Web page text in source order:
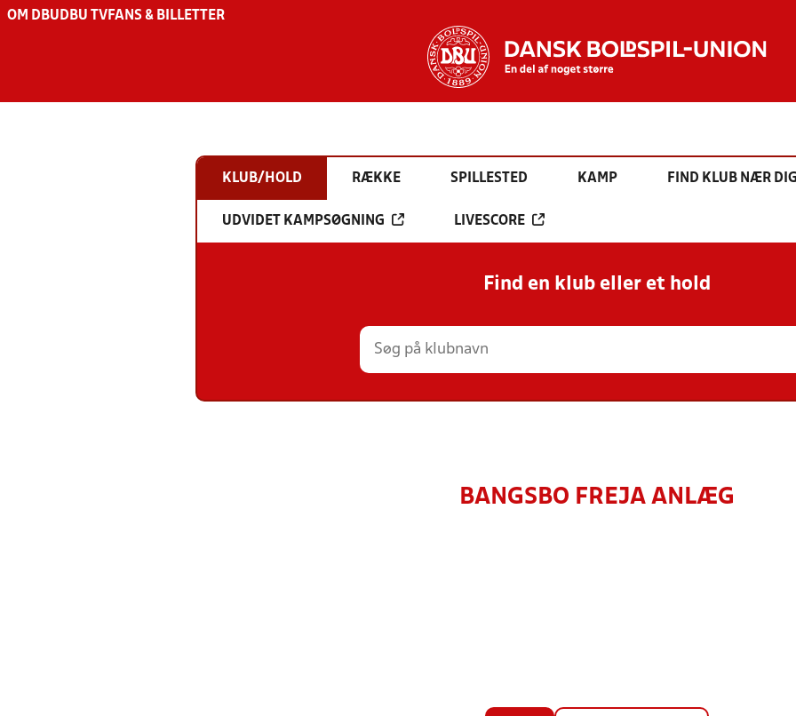
OM DBU DBU TV FANS & BILLETTER
KLUB/HOLD RÆKKE SPILLESTED KAMP FIND KLUB NÆR DIG
UDVIDET KAMPSØGNING LIVESCORE
Find en klub eller et hold
BANGSBO FREJA ANLÆG